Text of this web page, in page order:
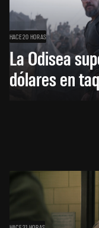
HACE 20 HORAS
La Odisea
dólares en